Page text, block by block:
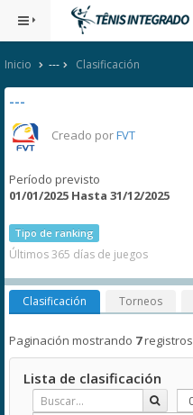
Inicio --- Clasificación
---
Creado porFVT
Período previsto
01/01/2025 Hasta 31/12/2025
Tipo de ranking
Últimos 365 días de juegos
Clasificación Torneos
Paginación mostrando 7registros
Lista de clasificación